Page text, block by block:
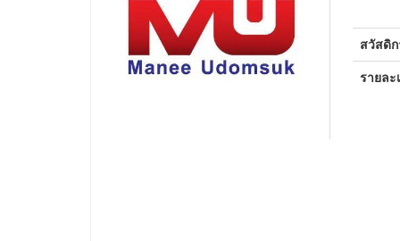
สวัสดิ
รายละ